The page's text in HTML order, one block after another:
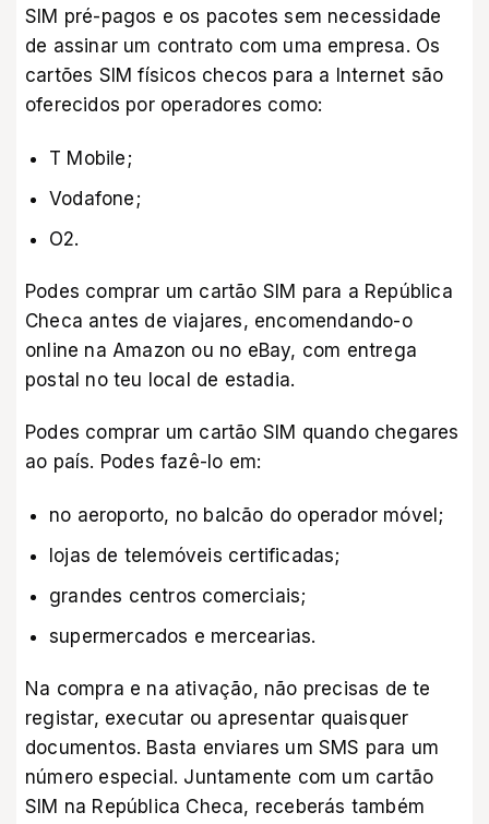
SIM pré-pagos e os pacotes sem necessidade
de assinar um contrato com uma empresa. Os
cartões SIM físicos checos para a Internet são
oferecidos por operadores como:
T Mobile;
Vodafone;
О2.
Podes comprar um cartão SIM para a República
Checa antes de viajares, encomendando-o
online na Amazon ou no eBay, com entrega
postal no teu local de estadia.
Podes comprar um cartão SIM quando chegares
ao país. Podes fazê-lo em:
no aeroporto, no balcão do operador móvel;
lojas de telemóveis certificadas;
grandes centros comerciais;
supermercados e mercearias.
Na compra e na ativação, não precisas de te
registar, executar ou apresentar quaisquer
documentos. Basta enviares um SMS para um
número especial. Juntamente com um cartão
SIM na República Checa, receberás também